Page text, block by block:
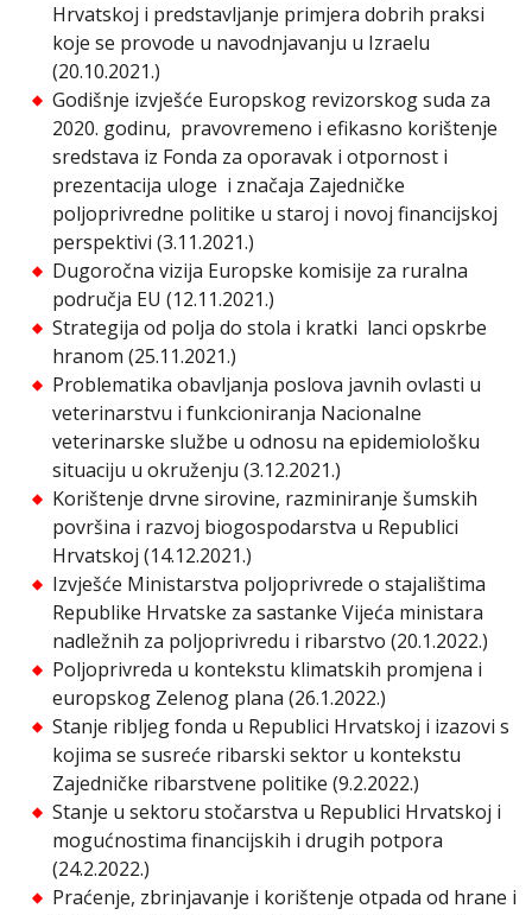
Hrvatskoj i predstavljanje primjera dobrih praksi
koje se provode u navodnjavanju u Izraelu
(20.10.2021.)
Godišnje izvješće Europskog revizorskog suda za
2020. godinu, pravovremeno i efikasno korištenje
sredstava iz Fonda za oporavak i otpornost i
prezentacija uloge i značaja Zajedničke
poljoprivredne politike u staroj i novoj financijskoj
perspektivi (3.11.2021.)
Dugoročna vizija Europske komisije za ruralna
područja EU (12.11.2021.)
Strategija od polja do stola i kratki lanci opskrbe
hranom (25.11.2021.)
Problematika obavljanja poslova javnih ovlasti u
veterinarstvu i funkcioniranja Nacionalne
veterinarske službe u odnosu na epidemiološku
situaciju u okruženju (3.12.2021.)
Korištenje drvne sirovine, razminiranje šumskih
površina i razvoj biogospodarstva u Republici
Hrvatskoj (14.12.2021.)
Izvješće Ministarstva poljoprivrede o stajalištima
Republike Hrvatske za sastanke Vijeća ministara
nadležnih za poljoprivredu i ribarstvo (20.1.2022.)
Poljoprivreda u kontekstu klimatskih promjena i
europskog Zelenog plana (26.1.2022.)
Stanje ribljeg fonda u Republici Hrvatskoj i izazovi s
kojima se susreće ribarski sektor u kontekstu
Zajedničke ribarstvene politike (9.2.2022.)
Stanje u sektoru stočarstva u Republici Hrvatskoj i
mogućnostima financijskih i drugih potpora
(24.2.2022.)
Praćenje, zbrinjavanje i korištenje otpada od hrane i